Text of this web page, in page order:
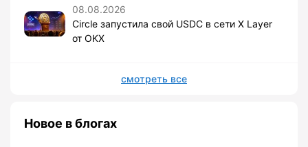
08.08.2026
Circle запустила свой USDC в сети X Layer
от OKX
смотреть все
Новое в блогах